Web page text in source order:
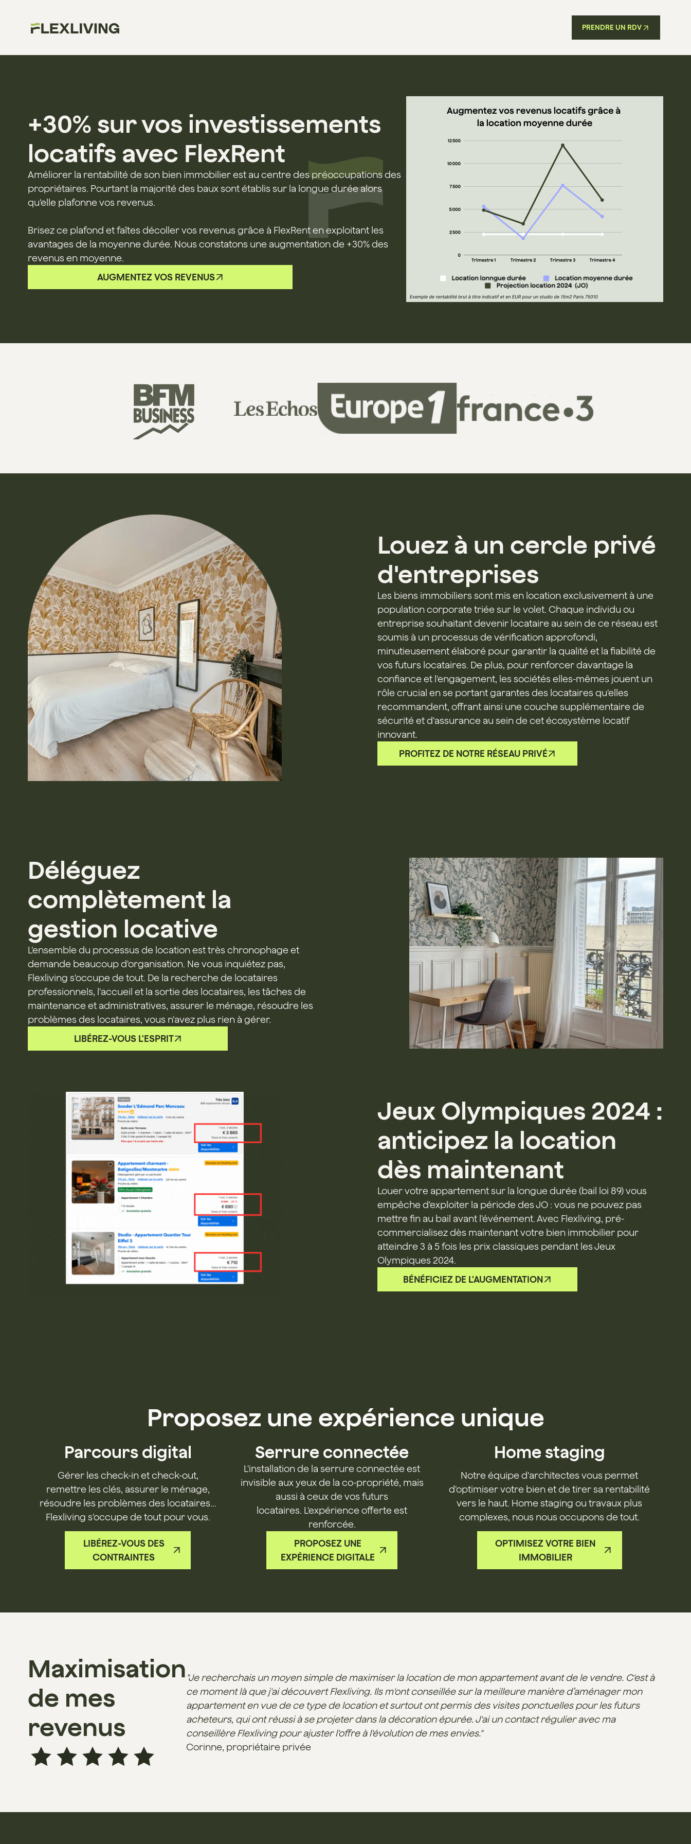
PRENDRE UN RDV
+30% sur vos investissements
locatifs avec FlexRent
Améliorer la rentabilité de son bien immobilier est au centre des préoccupations des
propriétaires. Pourtant la majorité des baux sont établis sur la longue durée alors
qu'elle plafonne vos revenus.
Brisez ce plafond et faîtes décoller vos revenus grâce à FlexRent en exploitant les
avantages de la moyenne durée. Nous constatons une augmentation de +30% des
revenus en moyenne.
AUGMENTEZ VOS REVENUS
Louez à un cercle privé
d'entreprises
Les biens immobiliers sont mis en location exclusivement à une
population corporate triée sur le volet. Chaque individu ou
entreprise souhaitant devenir locataire au sein de ce réseau est
soumis à un processus de vérification approfondi,
minutieusement élaboré pour garantir la qualité et la fiabilité de
vos futurs locataires. De plus, pour renforcer davantage la
confiance et l'engagement, les sociétés elles-mêmes jouent un
rôle crucial en se portant garantes des locataires qu'elles
recommandent, offrant ainsi une couche supplémentaire de
sécurité et d'assurance au sein de cet écosystème locatif
innovant.
PROFITEZ DE NOTRE RÉSEAU PRIVÉ
Déléguez
complètement la
gestion locative
L'ensemble du processus de location est très chronophage et
demande beaucoup d'organisation. Ne vous inquiétez pas,
Flexliving s'occupe de tout. De la recherche de locataires
professionnels, l'accueil et la sortie des locataires, les tâches de
maintenance et administratives, assurer le ménage, résoudre les
problèmes des locataires, vous n'avez plus rien à gérer.
LIBÉREZ-VOUS L'ESPRIT
Jeux Olympiques 2024 :
anticipez la location
dès maintenant
Louer votre appartement sur la longue durée (bail loi 89) vous
empêche d'exploiter la période des JO : vous ne pouvez pas
mettre fin au bail avant l'événement. Avec Flexliving, pré-
commercialisez dès maintenant votre bien immobilier pour
atteindre 3 à 5 fois les prix classiques pendant les Jeux
Olympiques 2024.
BÉNÉFICIEZ DE L'AUGMENTATION
Proposez une expérience unique
Parcours digital
Gérer les check-in et check-out,
remettre les clés, assurer le ménage,
résoudre les problèmes des locataires...
Flexliving s'occupe de tout pour vous.
LIBÉREZ-VOUS DES
CONTRAINTES
Serrure connectée
L'installation de la serrure connectée est
invisible aux yeux de la co-propriété, mais
aussi à ceux de vos futurs
locataires. L'expérience offerte est
renforcée.
PROPOSEZ UNE
EXPÉRIENCE DIGITALE
Home staging
Notre équipe d'architectes vous permet
d'optimiser votre bien et de tirer sa rentabilité
vers le haut. Home staging ou travaux plus
complexes, nous nous occupons de tout.
OPTIMISEZ VOTRE BIEN
IMMOBILIER
Maximisation
de mes
revenus
"Je recherchais un moyen simple de maximiser la location de mon appartement avant de le vendre. C'est à
ce moment là que j'ai découvert Flexliving. Ils m'ont conseillée sur la meilleure manière d’aménager mon
appartement en vue de ce type de location et surtout ont permis des visites ponctuelles pour les futurs
acheteurs, qui ont réussi à se projeter dans la décoration épurée. J'ai un contact régulier avec ma
conseillère Flexliving pour ajuster l'offre à l'évolution de mes envies."
Corinne, propriétaire privée